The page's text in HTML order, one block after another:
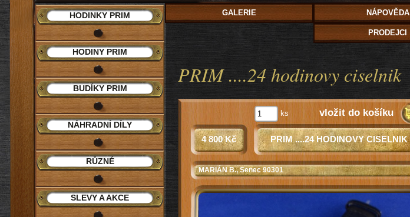
PRIM ....24 hodinovy ciselnik
4 800 Kč PRIM ....24 HODINOVY CISELNIK
MARIÁN B., Senec 90301
ks vložit do košíku
NÁPOVĚDA
GALERIE
PRODEJCI
HODINKY PRIM
HODINY PRIM
BUDÍKY PRIM
NÁHRADNÍ DÍLY
RŮZNÉ
SLEVY A AKCE